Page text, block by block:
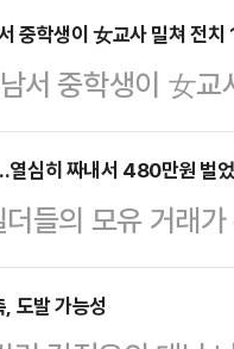
라우스다케산을
구와 함께 등산을
기 소리를 지르
구는 곰을 쫓기
가 수색에 나섰지
중학생이 女교사 밀쳐 전치
서 중학생이 女
열심히 짜내서 480만원 벌
들의 모유 거래
퍼지고 있기 때문
보디빌더들에
도발 가능성